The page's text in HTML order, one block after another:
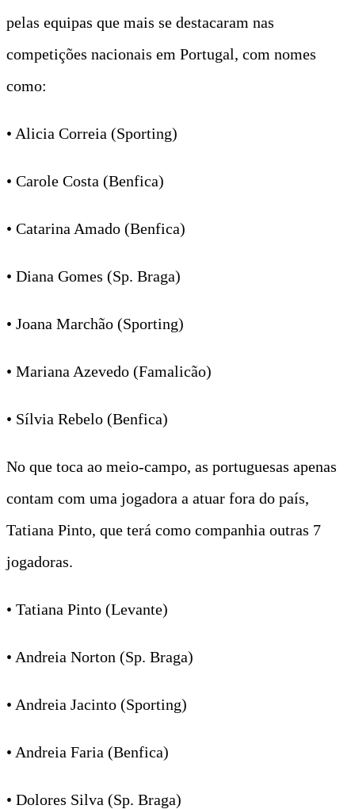
pelas equipas que mais se destacaram nas
competições nacionais em Portugal, com nomes
como:
• Alicia Correia (Sporting)
• Carole Costa (Benfica)
• Catarina Amado (Benfica)
• Diana Gomes (Sp. Braga)
• Joana Marchão (Sporting)
• Mariana Azevedo (Famalicão)
• Sílvia Rebelo (Benfica)
No que toca ao meio-campo, as portuguesas apenas
contam com uma jogadora a atuar fora do país,
Tatiana Pinto, que terá como companhia outras 7
jogadoras.
• Tatiana Pinto (Levante)
• Andreia Norton (Sp. Braga)
• Andreia Jacinto (Sporting)
• Andreia Faria (Benfica)
• Dolores Silva (Sp. Braga)